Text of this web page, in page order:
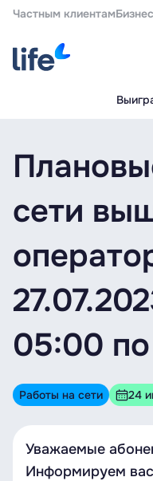
Частным клиентам
сети
05:00
Работы на сети 24
Уважаемые
Информируем